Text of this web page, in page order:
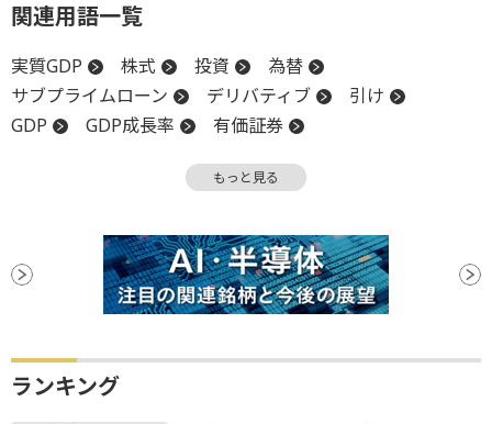
関連用語一覧
実質GDP 株式 投資
為替
サブプライムローン
デリバティブ
引け
GDP
GDP成長率
有価証券
もっと見る
ランキング